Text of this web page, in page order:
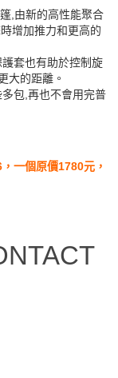
,由新的高性能聚合
增加推力和更高的
套也有助於控制旋
大的距離。
包,再也不會用完普
一個原價1780元，